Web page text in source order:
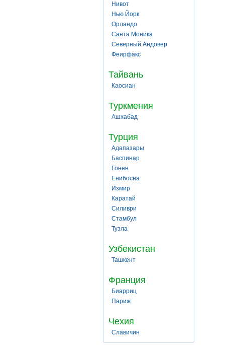
Нивот
Нью Йорк
Орландо
Санта Моника
Северный Андовер
Феирфакс
Тайвань
Каосиан
Туркмения
Ашхабад
Турция
Адапазары
Баспинар
Гонен
Енибосна
Измир
Каратай
Силиври
Стамбул
Тузла
Узбекистан
Ташкент
Франция
Биарриц
Париж
Чехия
Славичин